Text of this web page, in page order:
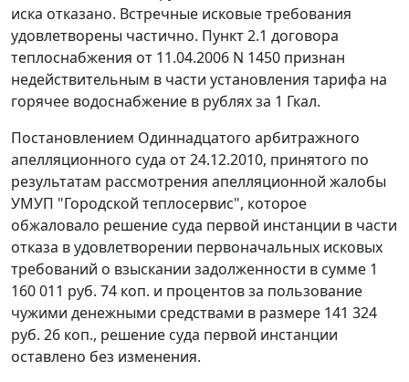
иска отказано. Встречные исковые требования
удовлетворены частично. Пункт 2.1 договора
теплоснабжения от 11.04.2006 N 1450 признан
недействительным в части установления тарифа на
горячее водоснабжение в рублях за 1 Гкал.
Постановлением Одиннадцатого арбитражного
апелляционного суда от 24.12.2010, принятого по
результатам рассмотрения апелляционной жалобы
УМУП "Городской теплосервис", которое
обжаловало решение суда первой инстанции в части
отказа в удовлетворении первоначальных исковых
требований о взыскании задолженности в сумме 1
160 011 руб. 74 коп. и процентов за пользование
чужими денежными средствами в размере 141 324
руб. 26 коп., решение суда первой инстанции
оставлено без изменения.